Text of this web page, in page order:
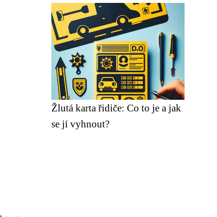
Žlutá karta řidiče: Co to je a jak
se jí vyhnout?